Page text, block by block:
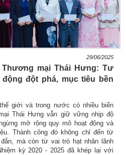
29/06/2025
mại Thái Hưng: Tư
đột phá, mục tiêu bền
giới và trong nước có nhiều biến
Thái Hưng vẫn giữ vững nhịp độ
mở rộng quy mô hoạt động và
Thành công đó không chỉ đến từ
mà còn từ vai trò hạt nhân lãnh
kỳ 2020 - 2025 đã khép lại với